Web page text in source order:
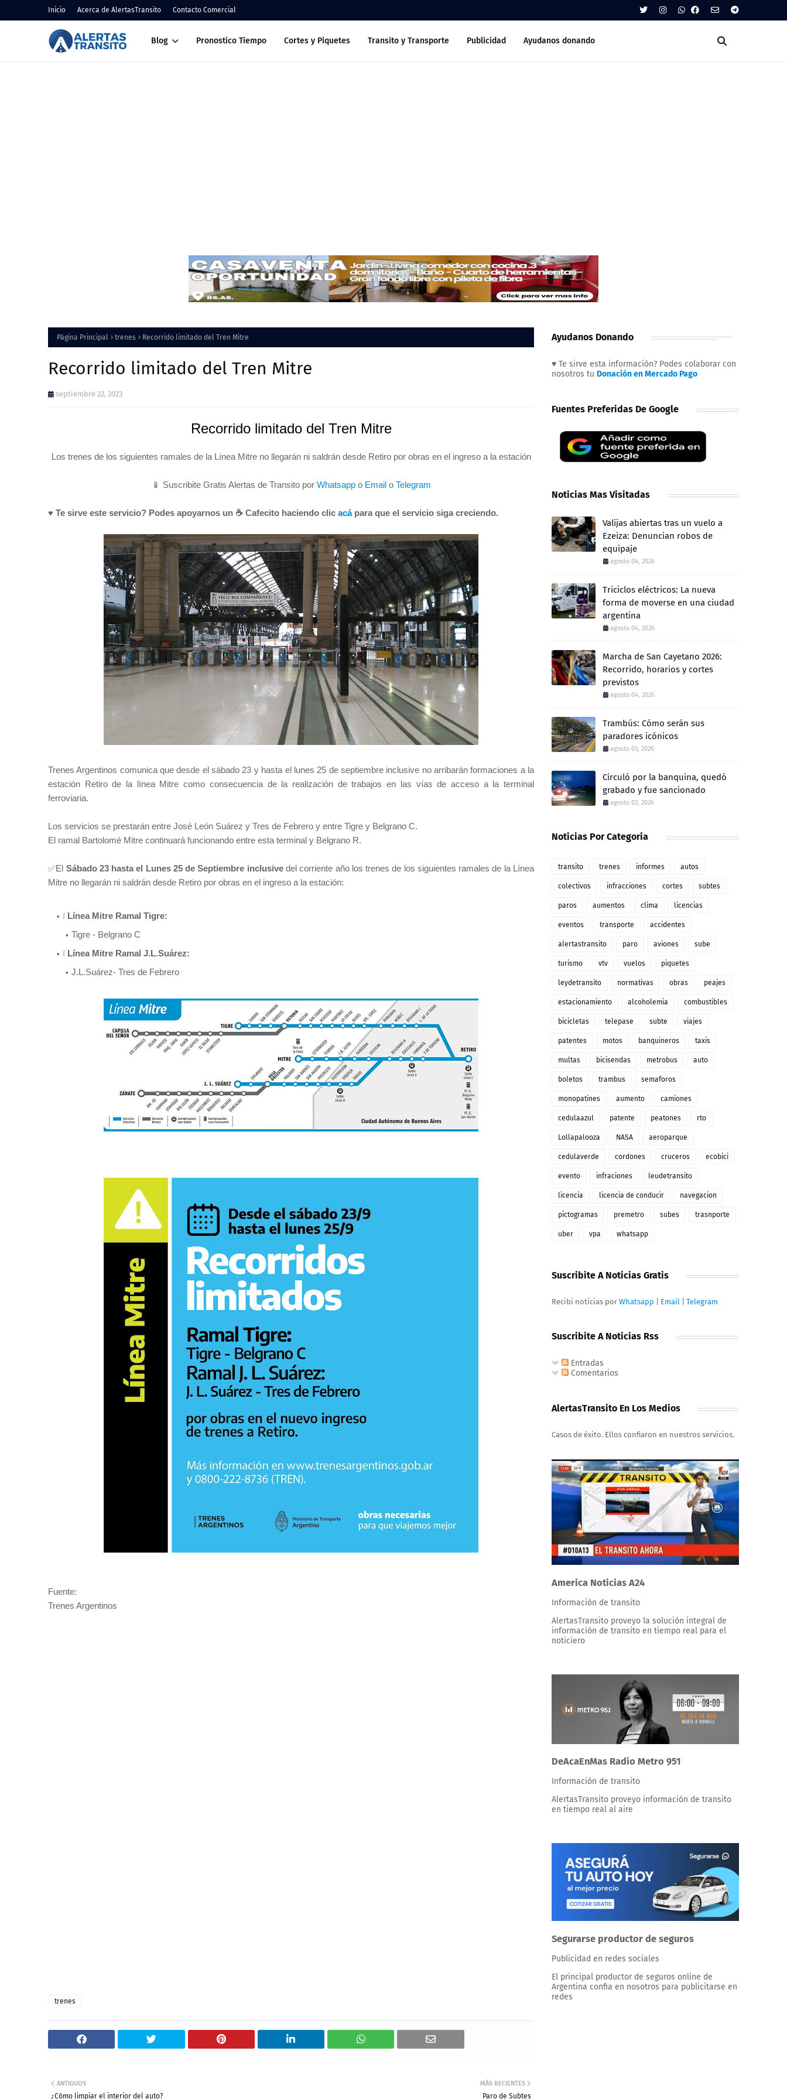
Inicio Acerca de AlertasTransito Contacto Comercial
Blog Pronostico Tiempo Cortes y Piquetes Transito y Transporte Publicidad Ayudanos donando
Página Principal trenes Recorrido limitado del Tren Mitre
Recorrido limitado del Tren Mitre
septiembre 22, 2023
Recorrido limitado del Tren Mitre
Los trenes de los siguientes ramales de la Línea Mitre no llegarán ni saldrán desde Retiro por obras en el ingreso a la estación
📱 Suscribite Gratis Alertas de Transito por Whatsappo Emailo Telegram
♥ Te sirve este servicio? Podes apoyarnos un ☕ Cafecito haciendo clic acápara que el servicio siga creciendo.
Trenes Argentinos comunica que desde el sábado 23 y hasta el lunes 25 de septiembre inclusive no arribarán formaciones a la
estación Retiro de la línea Mitre como consecuencia de la realización de trabajos en las vías de acceso a la terminal
ferroviaria.
Los servicios se prestarán entre José León Suárez y Tres de Febrero y entre Tigre y Belgrano C.
El ramal Bartolomé Mitre continuará funcionando entre esta terminal y Belgrano R.
✅El Sábado 23 hasta el Lunes 25 deSeptiembre inclusivedel corriente año los trenes de los siguientes ramales de la Línea
Mitre no llegarán ni saldrán desde Retiro por obras en el ingreso a la estación:
❕ Línea Mitre Ramal Tigre:
Tigre - Belgrano C
❕ Línea Mitre Ramal J.L.Suárez:
J.L.Suárez- Tres de Febrero
Fuente:
Trenes Argentinos
trenes
MÁS RECIENTES
Paro de Subtes
ANTIGUOS
¿Cómo limpiar el interior del auto?
Ayudanos Donando
♥ Te sirve esta información? Podes colaborar con
nosotros tu Donación en Mercado Pago
Fuentes Preferidas De Google
Noticias Mas Visitadas
Valijas abiertas tras un vuelo a
Ezeiza: Denuncian robos de
equipaje
agosto 04, 2026
Triciclos eléctricos: La nueva
forma de moverse en una ciudad
argentina
agosto 04, 2026
Marcha de San Cayetano 2026:
Recorrido, horarios y cortes
previstos
agosto 04, 2026
Trambús: Cómo serán sus
paradores icónicos
agosto 03, 2026
Circuló por la banquina, quedó
grabado y fue sancionado
agosto 03, 2026
Noticias Por Categoria
transito trenes informes autos
colectivos infracciones cortes subtes
paros aumentos clima licencias
eventos transporte accidentes
alertastransito paro aviones sube
turismo vtv vuelos piquetes
leydetransito normativas obras peajes
estacionamiento alcoholemia combustibles
bicicletas telepase subte viajes
patentes motos banquineros taxis
multas bicisendas metrobus auto
boletos trambus semaforos
monopatines aumento camiones
cedulaazul patente peatones rto
Lollapalooza NASA aeroparque
cedulaverde cordones cruceros ecobici
evento infraciones leudetransito
licencia licencia de conducir navegacion
pictogramas premetro subes trasnporte
uber vpa whatsapp
Suscribite A Noticias Gratis
Recibi noticias por Whatsapp Email Telegram
Suscribite A Noticias Rss
Entradas
Comentarios
AlertasTransito En Los Medios
Casos de éxito. Ellos confiaron en nuestros servicios.
America Noticias A24
Información de transito
AlertasTransito proveyo la solución integral de
información de transito en tiempo real para el
noticiero
DeAcaEnMas Radio Metro 951
Información de transito
AlertasTransito proveyo información de transito
en tiempo real al aire
Segurarse productor de seguros
Publicidad en redes sociales
El principal productor de seguros online de
Argentina confia en nosotros para publicitarse en
redes